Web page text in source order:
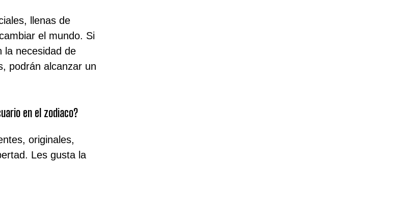
llenas de
el mundo. Si
la necesidad de
podrán alcanzar un
en el zodiaco?
originales,
Les gusta la